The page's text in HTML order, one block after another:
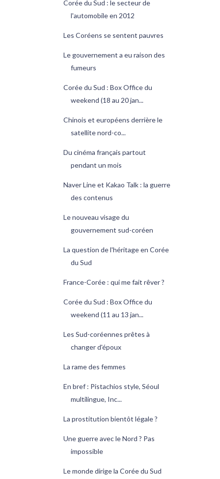
Corée du Sud : le secteur de
l'automobile en 2012
Les Coréens se sentent pauvres
Le gouvernement a eu raison des
fumeurs
Corée du Sud : Box Office du
weekend (18 au 20 jan...
Chinois et européens derrière le
satellite nord-co...
Du cinéma français partout
pendant un mois
Naver Line et Kakao Talk : la guerre
des contenus
Le nouveau visage du
gouvernement sud-coréen
La question de l'héritage en Corée
du Sud
France-Corée : qui me fait rêver ?
Corée du Sud : Box Office du
weekend (11 au 13 jan...
Les Sud-coréennes prêtes à
changer d'époux
La rame des femmes
En bref : Pistachios style, Séoul
multilingue, Inc...
La prostitution bientôt légale ?
Une guerre avec le Nord ? Pas
impossible
Le monde dirige la Corée du Sud